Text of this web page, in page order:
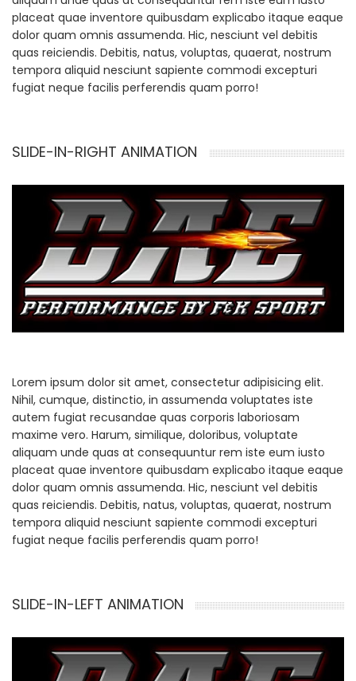
placeat quae inventore quibusdam explicabo itaque eaque
dolor quam omnis assumenda. Hic, nesciunt vel debitis
quas reiciendis. Debitis, natus, voluptas, quaerat, nostrum
tempora aliquid nesciunt sapiente commodi excepturi
fugiat neque facilis perferendis quam porro!
SLIDE-IN-RIGHT ANIMATION
Lorem ipsum dolor sit amet, consectetur adipisicing elit.
Nihil, cumque, distinctio, in assumenda voluptates iste
autem fugiat recusandae quas corporis laboriosam
maxime vero. Harum, similique, doloribus, voluptate
aliquam unde quas at consequuntur rem iste eum iusto
placeat quae inventore quibusdam explicabo itaque eaque
dolor quam omnis assumenda. Hic, nesciunt vel debitis
quas reiciendis. Debitis, natus, voluptas, quaerat, nostrum
tempora aliquid nesciunt sapiente commodi excepturi
fugiat neque facilis perferendis quam porro!
SLIDE-IN-LEFT ANIMATION